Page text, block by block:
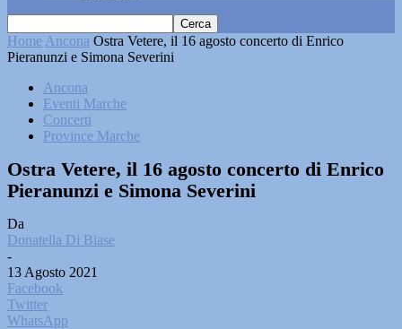
Home Ancona Ostra Vetere, il 16 agosto concerto di Enrico
Pieranunzi e Simona Severini
Ancona
Eventi Marche
Concerti
Province Marche
Ostra Vetere, il 16 agosto concerto di Enrico
Pieranunzi e Simona Severini
Da
Donatella Di Biase
-
13 Agosto 2021
Facebook
Twitter
WhatsApp